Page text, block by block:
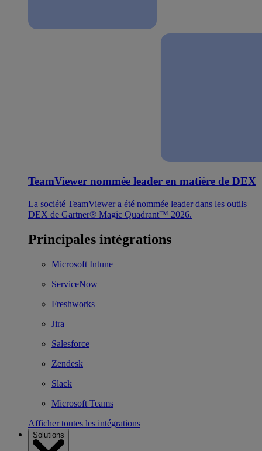
TeamViewer nommée leader en matière de DEX
La société TeamViewer a été nommée leader dans les outils
DEX de Gartner® Magic Quadrant™ 2026.
Principales intégrations
Microsoft Intune
ServiceNow
Freshworks
Jira
Salesforce
Zendesk
Slack
Microsoft Teams
Afficher toutes les intégrations
Solutions